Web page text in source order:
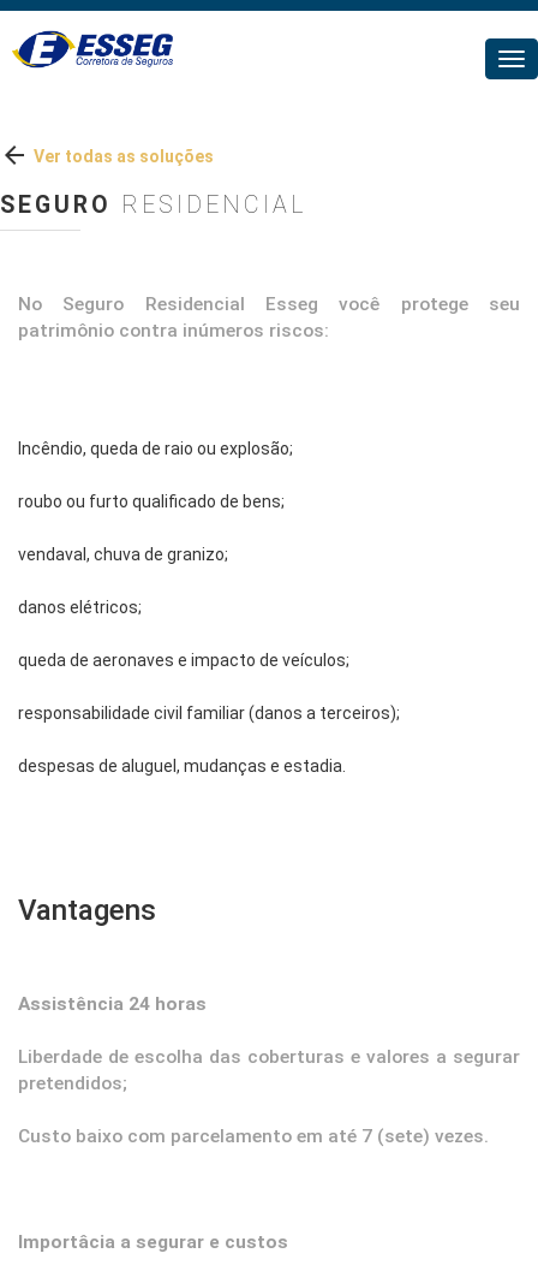
 Ver todas as soluções
SEGURO RESIDENCIAL
No Seguro Residencial Esseg você protege seu
patrimônio contra inúmeros riscos:
Incêndio, queda de raio ou explosão;
roubo ou furto qualificado de bens;
vendaval, chuva de granizo;
danos elétricos;
queda de aeronaves e impacto de veículos;
responsabilidade civil familiar (danos a terceiros);
despesas de aluguel, mudanças e estadia.
Vantagens
Assistência 24 horas
Liberdade de escolha das coberturas e valores a segurar
pretendidos;
Custo baixo com parcelamento em até 7 (sete) vezes.
Importâcia a segurar e custos